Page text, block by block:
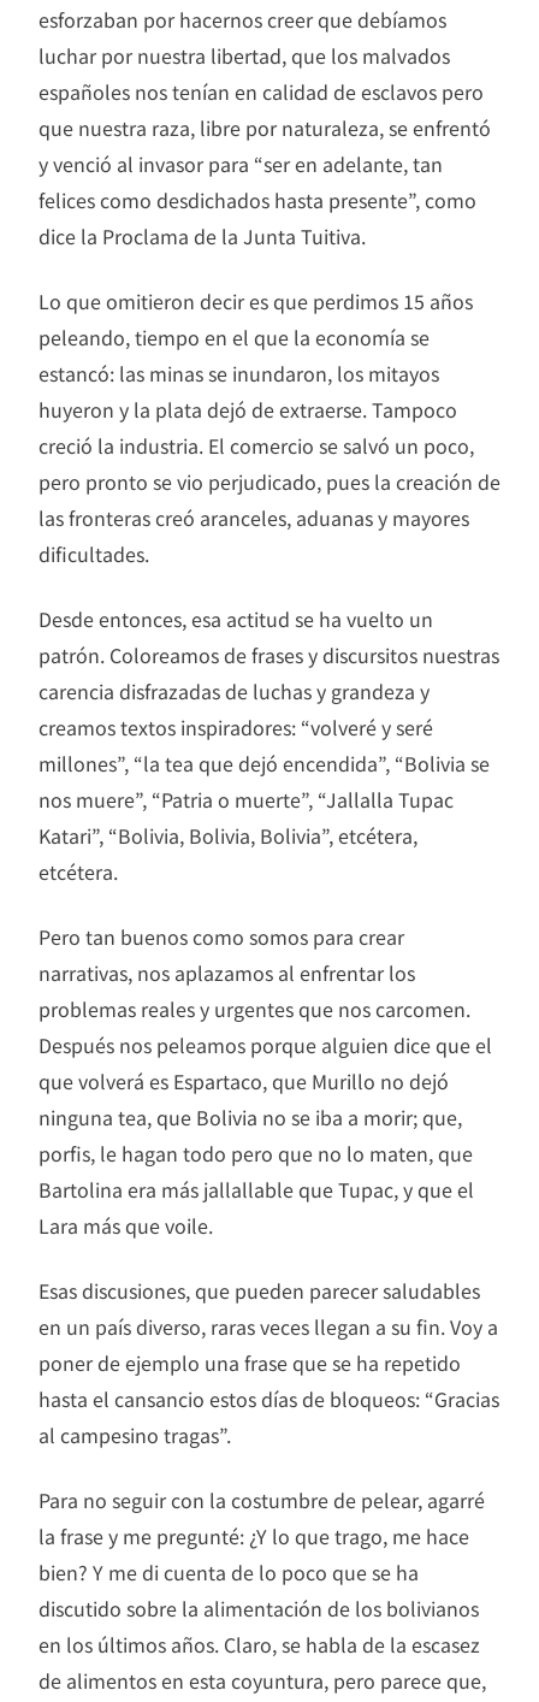
esforzaban por hacernos creer que debíamos
luchar por nuestra libertad, que los malvados
españoles nos tenían en calidad de esclavos pero
que nuestra raza, libre por naturaleza, se enfrentó
y venció al invasor para “ser en adelante, tan
felices como desdichados hasta presente”, como
dice la Proclama de la Junta Tuitiva.
Lo que omitieron decir es que perdimos 15 años
peleando, tiempo en el que la economía se
estancó: las minas se inundaron, los mitayos
huyeron y la plata dejó de extraerse. Tampoco
creció la industria. El comercio se salvó un poco,
pero pronto se vio perjudicado, pues la creación de
las fronteras creó aranceles, aduanas y mayores
dificultades.
​Desde entonces, esa actitud se ha vuelto un
patrón. Coloreamos de frases y discursitos nuestras
carencia disfrazadas de luchas y grandeza y
creamos textos inspiradores: “volveré y seré
millones”, “la tea que dejó encendida”, “Bolivia se
nos muere”, “Patria o muerte”, “Jallalla Tupac
Katari”, “Bolivia, Bolivia, Bolivia”, etcétera,
etcétera.
Pero tan buenos como somos para crear
narrativas, nos aplazamos al enfrentar los
problemas reales y urgentes que nos carcomen.
Después nos peleamos porque alguien dice que el
que volverá es Espartaco, que Murillo no dejó
ninguna tea, que Bolivia no se iba a morir; que,
porfis, le hagan todo pero que no lo maten, que
Bartolina era más jallallable que Tupac, y que el
Lara más que voile.
​Esas discusiones, que pueden parecer saludables
en un país diverso, raras veces llegan a su fin. Voy a
poner de ejemplo una frase que se ha repetido
hasta el cansancio estos días de bloqueos: “Gracias
al campesino tragas”.
Para no seguir con la costumbre de pelear, agarré
la frase y me pregunté: ¿Y lo que trago, me hace
bien? Y me di cuenta de lo poco que se ha
discutido sobre la alimentación de los bolivianos
en los últimos años. Claro, se habla de la escasez
de alimentos en esta coyuntura, pero parece que,